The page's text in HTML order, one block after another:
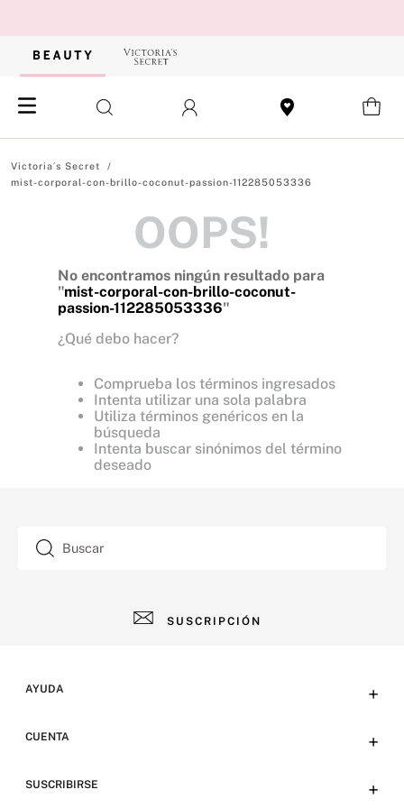
mist-corporal-con-brillo-coconut-passion-112285053336
OOPS!
No encontramos ningún resultado para
"mist-corporal-con-brillo-coconut-
passion-112285053336"
¿Qué debo hacer?
Comprueba los términos ingresados
Intenta utilizar una sola palabra
Utiliza términos genéricos en la
búsqueda
Intenta buscar sinónimos del término
deseado
Buscar
SUSCRIPCIÓN
AYUDA +
Preguntas frecuentes
CUENTA +
SUSCRIBIRSE +